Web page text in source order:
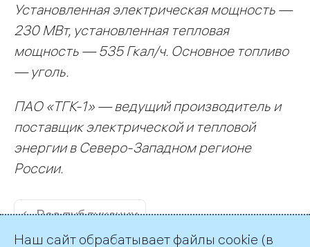
Установленная электрическая мощность —
230 МВт, установленная тепловая
мощность — 535 Гкал/ч. Основное топливо
— уголь.
ПАО «ТГК-1» — ведущий производитель и
поставщик электрической и тепловой
энергии в Северо-Западном регионе
России.
← Все публикации
Наш сайт обрабатывает файлы cookie (в